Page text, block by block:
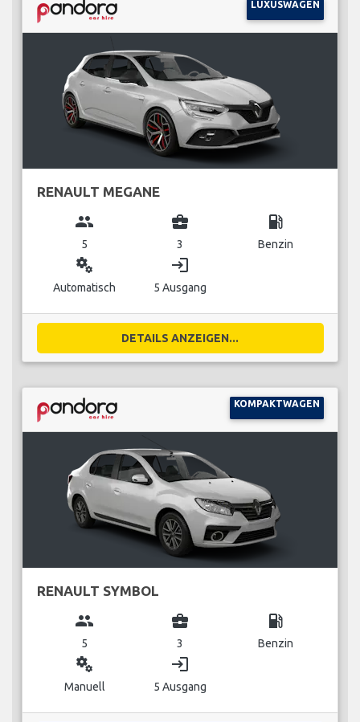
LUXUSWAGEN
RENAULT MEGANE
group
5
business_center
3
local_gas_station
Benzin
miscellaneous_services
Automatisch
login
5 Ausgang
DETAILS ANZEIGEN...
KOMPAKTWAGEN
RENAULT SYMBOL
group
5
business_center
3
local_gas_station
Benzin
miscellaneous_services
Manuell
login
5 Ausgang